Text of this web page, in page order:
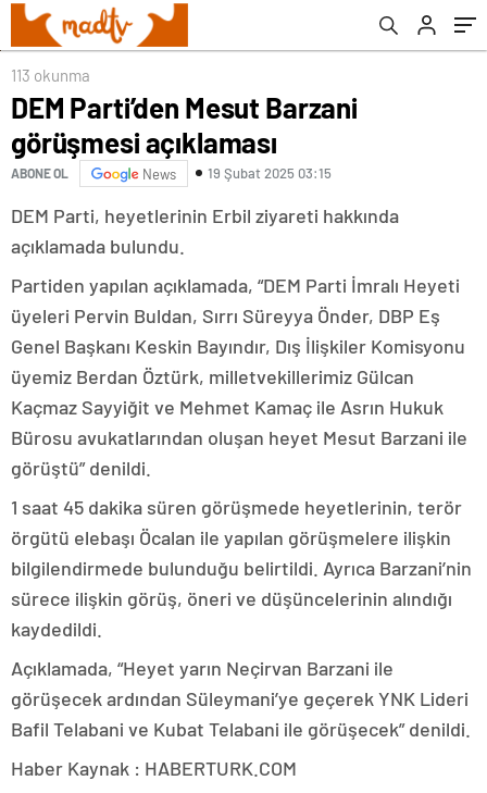
113 okunma
DEM Parti’den Mesut Barzani
görüşmesi açıklaması
ABONE OL News 19 Şubat 2025 03:15
DEM Parti, heyetlerinin Erbil ziyareti hakkında
açıklamada bulundu.
Partiden yapılan açıklamada, “DEM Parti İmralı Heyeti
üyeleri Pervin Buldan, Sırrı Süreyya Önder, DBP Eş
Genel Başkanı Keskin Bayındır, Dış İlişkiler Komisyonu
üyemiz Berdan Öztürk, milletvekillerimiz Gülcan
Kaçmaz Sayyiğit ve Mehmet Kamaç ile Asrın Hukuk
Bürosu avukatlarından oluşan heyet Mesut Barzani ile
görüştü” denildi.
1 saat 45 dakika süren görüşmede heyetlerinin, terör
örgütü elebaşı Öcalan ile yapılan görüşmelere ilişkin
bilgilendirmede bulunduğu belirtildi. Ayrıca Barzani’nin
sürece ilişkin görüş, öneri ve düşüncelerinin alındığı
kaydedildi.
Açıklamada, “Heyet yarın Neçirvan Barzani ile
görüşecek ardından Süleymani’ye geçerek YNK Lideri
Bafil Telabani ve Kubat Telabani ile görüşecek” denildi.
Haber Kaynak : HABERTURK.COM